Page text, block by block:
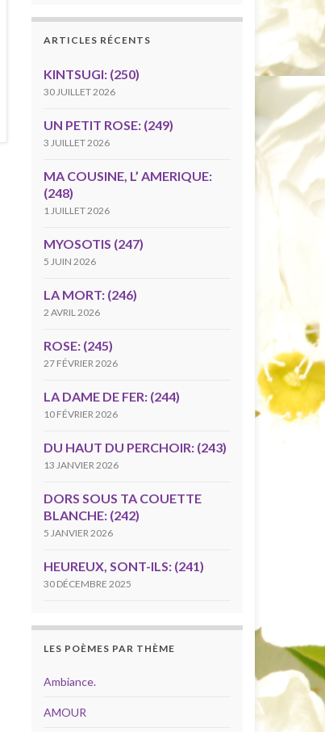
ARTICLES RÉCENTS
KINTSUGI: (250)
30 JUILLET 2026
UN PETIT ROSE: (249)
3 JUILLET 2026
MA COUSINE, L’ AMERIQUE:
(248)
1 JUILLET 2026
MYOSOTIS (247)
5 JUIN 2026
LA MORT: (246)
2 AVRIL 2026
ROSE: (245)
27 FÉVRIER 2026
LA DAME DE FER: (244)
10 FÉVRIER 2026
DU HAUT DU PERCHOIR: (243)
13 JANVIER 2026
DORS SOUS TA COUETTE
BLANCHE: (242)
5 JANVIER 2026
HEUREUX, SONT-ILS: (241)
30 DÉCEMBRE 2025
LES POÈMES PAR THÈME
Ambiance.
AMOUR